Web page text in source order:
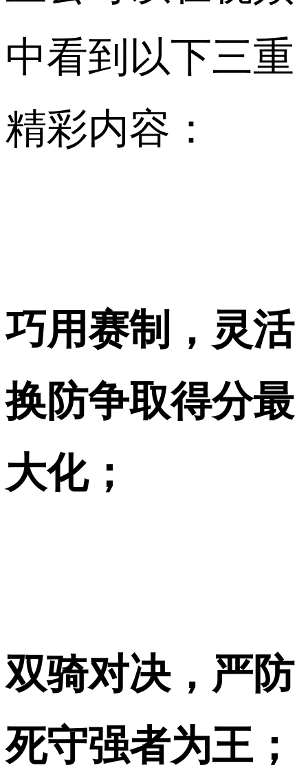
中看到以下三重
精彩内容：
巧用赛制，灵活
换防争取得分最
大化；
双骑对决，严防
死守强者为王；